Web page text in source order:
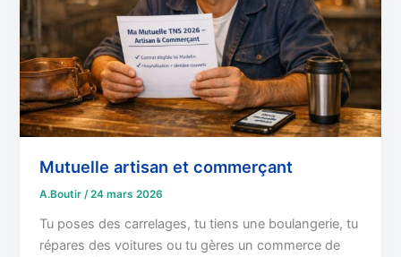
Mutuelle artisan et commerçant
A.Boutir/24 mars 2026
Tu poses des carrelages, tu tiens une boulangerie, tu
répares des voitures ou tu gères un commerce de